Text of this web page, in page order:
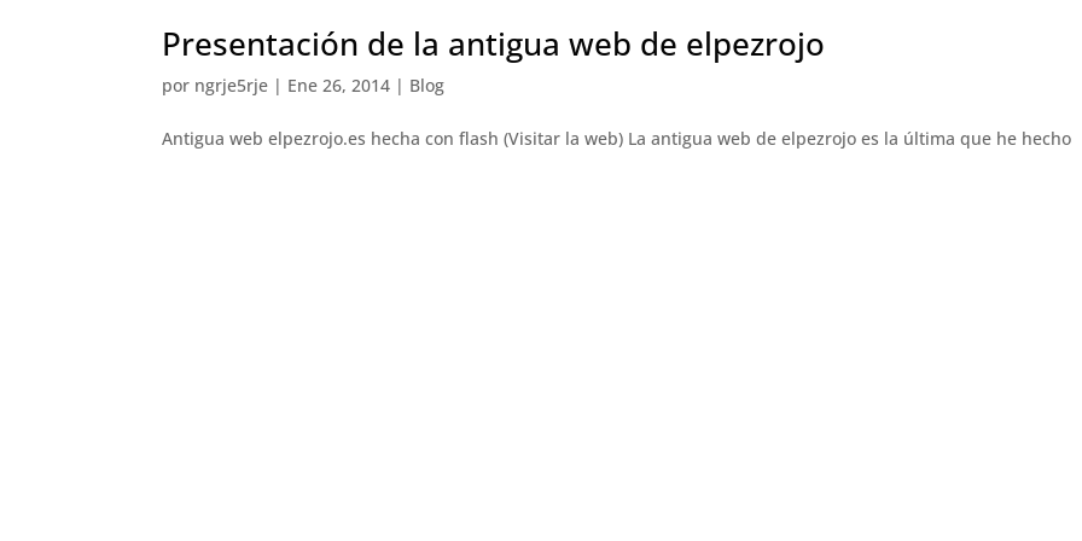
Presentación de la antigua web de elpezrojo
por ngrje5rje | Ene 26, 2014 | Blog
Antigua web elpezrojo.es hecha con flash (Visitar la web) La antigua web de elpezrojo es la última que he hecho